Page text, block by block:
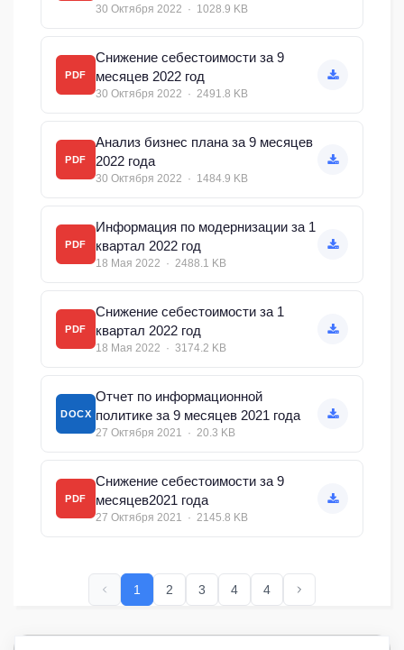
30 Октября 2022 · 1028.9 KB
PDF
Снижение себестоимости за 9
месяцев 2022 год
30 Октября 2022 · 2491.8 KB
PDF
Анализ бизнес плана за 9 месяцев
2022 года
30 Октября 2022 · 1484.9 KB
PDF
Информация по модернизации за 1
квартал 2022 год
18 Мая 2022 · 2488.1 KB
PDF
Снижение себестоимости за 1
квартал 2022 год
18 Мая 2022 · 3174.2 KB
DOCX
Отчет по информационной
политике за 9 месяцев 2021 года
27 Октября 2021 · 20.3 KB
PDF
Снижение себестоимости за 9
месяцев2021 года
27 Октября 2021 · 2145.8 KB
1 2 3 4 4